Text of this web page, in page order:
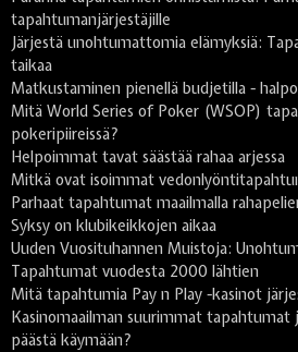
tapahtumanjärjestäjille
Järjestä unohtumattomia elämyksiä:
taikaa
Matkustaminen pienellä budjetilla -
Mitä World Series of Poker (WSOP)
pokeripiireissä?
Helpoimmat tavat säästää rahaa arjessa
Mitkä ovat isoimmat
Parhaat tapahtumat maailmalla
Syksy on klubikeikkojen aikaa
Uuden Vuosituhannen Muistoja:
Tapahtumat vuodesta 2000 lähtien
Mitä tapahtumia Pay n Play -kasinot
Kasinomaailman suurimmat tapahtumat
päästä käymään?